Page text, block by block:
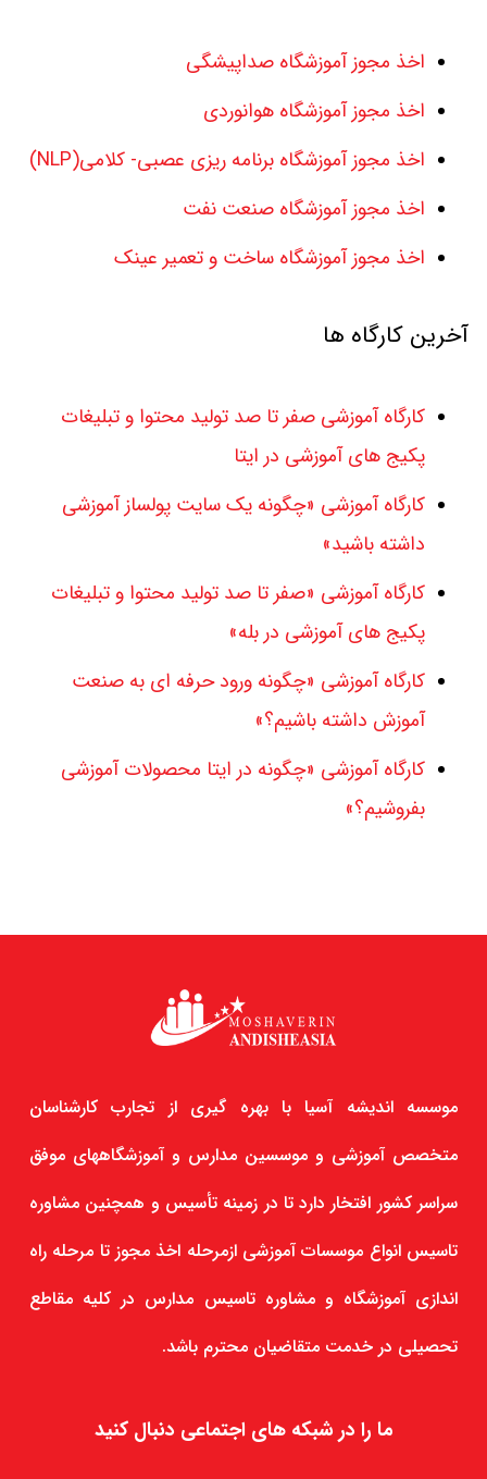
اخذ مجوز آموزشگاه صداپیشگی
اخذ مجوز آموزشگاه هوانوردی
اخذ مجوز آموزشگاه برنامه ریزی عصبی- کلامی(NLP)
اخذ مجوز آموزشگاه صنعت نفت
اخذ مجوز آموزشگاه ساخت و تعمیر عینک
آخرین کارگاه ها
کارگاه آموزشی صفر تا صد تولید محتوا و تبلیغات
پکیج های آموزشی در ایتا
کارگاه آموزشی «چگونه یک سایت پولساز آموزشی
داشته باشید»
کارگاه آموزشی «صفر تا صد تولید محتوا و تبلیغات
پکیج های آموزشی در بله»
کارگاه آموزشی «چگونه ورود حرفه ای به صنعت
آموزش داشته باشیم؟»
کارگاه آموزشی «چگونه در ایتا محصولات آموزشی
بفروشیم؟»
موسسه اندیشه آسیا با بهره گیری از تجارب کارشناسان
متخصص آموزشی و موسسین مدارس و آموزشگاههای موفق
سراسر کشور افتخار دارد تا در زمینه تأسیس و همچنین مشاوره
تاسیس انواع موسسات آموزشی ازمرحله اخذ مجوز تا مرحله راه
اندازی آموزشگاه و مشاوره تاسیس مدارس در کلیه مقاطع
تحصیلی در خدمت متقاضیان محترم باشد.
ما را در شبکه های اجتماعی دنبال کنید